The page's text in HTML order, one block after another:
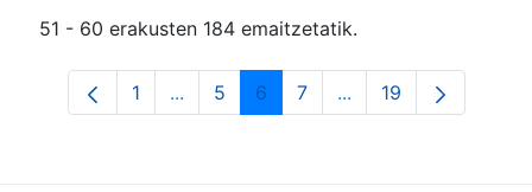
51 - 60 erakusten 184 emaitzetatik.
Orrialdea
1 ...Intermediate Pages Use TAB to
Orrialdea
5 Orrialdea
6 Orrialdea
7 ...Intermediate Pages
Orrialdea
19